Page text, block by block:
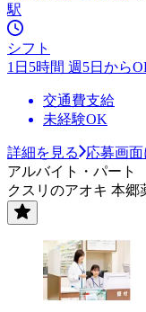
駅
シフト
1日5時間 週5日から
交通費支給
未経験OK
詳細を見る
応募画
アルバイト・パート
クスリのアオキ 本郷